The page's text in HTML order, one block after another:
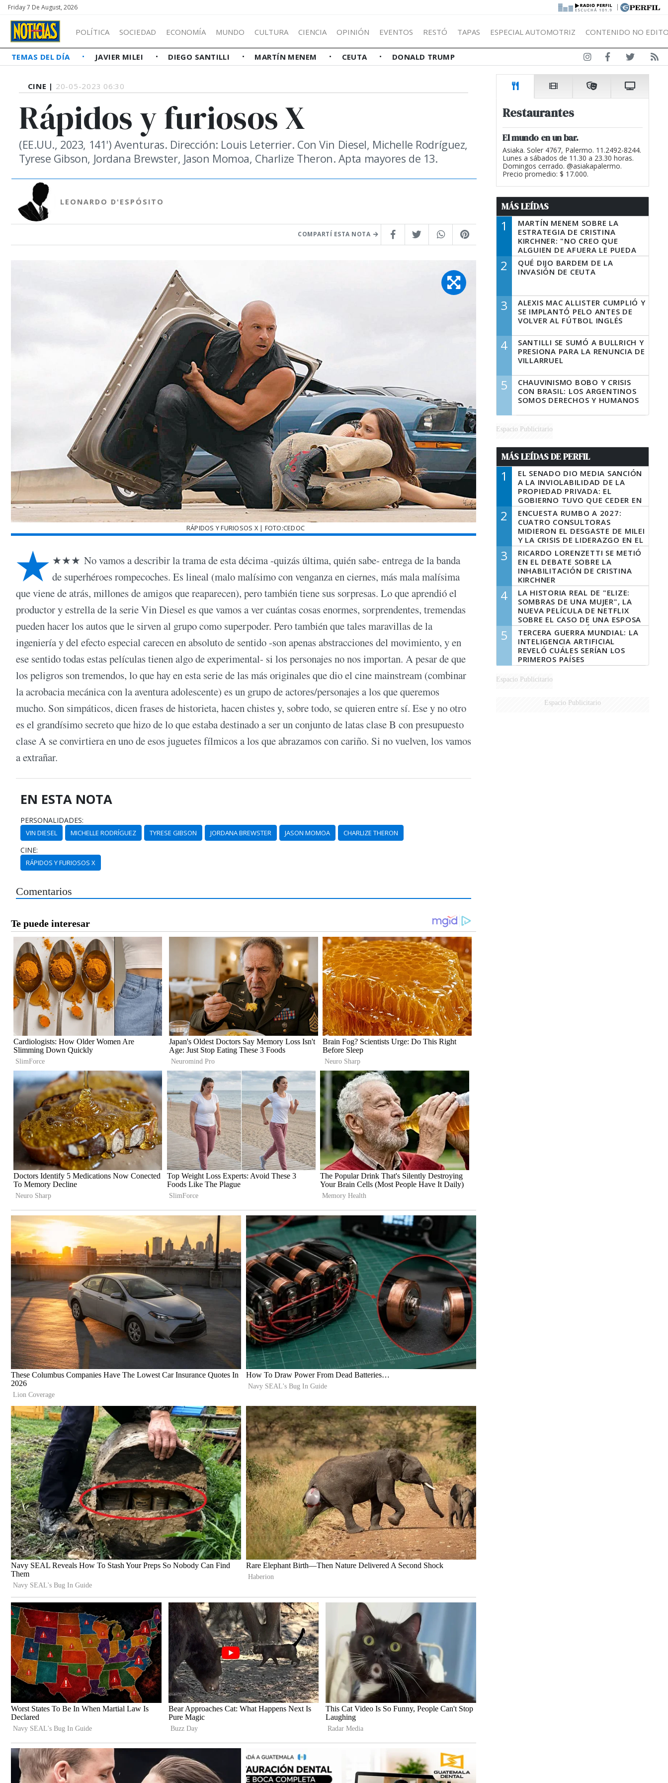
Friday 7 De August, 2026 |
POLÍTICA SOCIEDAD ECONOMÍA MUNDO CULTURA CIENCIA OPINIÓN EVENTOS RESTÓ TAPAS ESPECIAL AUTOMOTRIZ CONTENIDO NO
TEMAS DEL DÍA JAVIER MILEI DIEGO SANTILLI MARTÍN MENEM CEUTA DONALD TRUMP
CINE | 20-05-2023 06:30
Rápidos y furiosos X
(EE.UU., 2023, 141') Aventuras. Dirección: Louis Leterrier. Con Vin Diesel, Michelle Rodríguez,
Tyrese Gibson, Jordana Brewster, Jason Momoa, Charlize Theron. Apta mayores de 13.
LEONARDO D'ESPÓSITO
COMPARTÍ ESTA NOTA
RÁPIDOS Y FURIOSOS X | FOTO:CEDOC
★ ★★★ No vamos a describir la trama de esta décima -quizás última, quién sabe- entrega de la banda
de superhéroes rompecoches. Es lineal (malo malísimo con venganza en ciernes, más mala malísima
que viene de atrás, millones de amigos que reaparecen), pero también tiene sus sorpresas. Lo que aprendió el
productor y estrella de la serie Vin Diesel es que vamos a ver cuántas cosas enormes, sorprendentes, tremendas
pueden hacer los autos que le sirven al grupo como superpoder. Pero también que tales maravillas de la
ingeniería y del efecto especial carecen en absoluto de sentido -son apenas abstracciones del movimiento, y en
ese sentido todas estas películas tienen algo de experimental- si los personajes no nos importan. A pesar de que
los peligros son tremendos, lo que hay en esta serie de las más originales que dio el cine mainstream (combinar
la acrobacia mecánica con la aventura adolescente) es un grupo de actores/personajes a los que queremos
mucho. Son simpáticos, dicen frases de historieta, hacen chistes y, sobre todo, se quieren entre sí. Ese y no otro
es el grandísimo secreto que hizo de lo que estaba destinado a ser un conjunto de latas clase B con presupuesto
clase A se convirtiera en uno de esos juguetes fílmicos a los que abrazamos con cariño. Si no vuelven, los vamos
a extrañar.
EN ESTA NOTA
PERSONALIDADES:
VIN DIESEL MICHELLE RODRÍGUEZ TYRESE GIBSON JORDANA BREWSTER JASON MOMOA CHARLIZE THERON
CINE:
RÁPIDOS Y FURIOSOS X
Comentarios
Restaurantes
El mundo en un bar.
Asiaka. Soler 4767, Palermo. 11.2492-8244.
Lunes a sábados de 11.30 a 23.30 horas.
Domingos cerrado. @asiakapalermo.
Precio promedio: $ 17.000.
MÁS LEÍDAS
1
MARTÍN MENEM SOBRE LA
ESTRATEGIA DE CRISTINA
KIRCHNER: "NO CREO QUE
ALGUIEN DE AFUERA LE PUEDA
DECIR A LA JUSTICIA LO QUE
TIENE QUE HACER"
2
QUÉ DIJO BARDEM DE LA
INVASIÓN DE CEUTA
3
ALEXIS MAC ALLISTER CUMPLIÓ Y
SE IMPLANTÓ PELO ANTES DE
VOLVER AL FÚTBOL INGLÉS
4
SANTILLI SE SUMÓ A BULLRICH Y
PRESIONA PARA LA RENUNCIA DE
VILLARRUEL
5
CHAUVINISMO BOBO Y CRISIS
CON BRASIL: LOS ARGENTINOS
SOMOS DERECHOS Y HUMANOS
Espacio Publicitario
MÁS LEÍDAS DE PERFIL
1
EL SENADO DIO MEDIA SANCIÓN
A LA INVIOLABILIDAD DE LA
PROPIEDAD PRIVADA: EL
GOBIERNO TUVO QUE CEDER EN
LA LEY DEL MANEJO DEL FUEGO
2
ENCUESTA RUMBO A 2027:
CUATRO CONSULTORAS
MIDIERON EL DESGASTE DE MILEI
Y LA CRISIS DE LIDERAZGO EN EL
PERONISMO
3
RICARDO LORENZETTI SE METIÓ
EN EL DEBATE SOBRE LA
INHABILITACIÓN DE CRISTINA
KIRCHNER
4
LA HISTORIA REAL DE "ELIZE:
SOMBRAS DE UNA MUJER", LA
NUEVA PELÍCULA DE NETFLIX
SOBRE EL CASO DE UNA ESPOSA
QUE DESCUARTIZÓ A SU
MARIDO
5
TERCERA GUERRA MUNDIAL: LA
INTELIGENCIA ARTIFICIAL
REVELÓ CUÁLES SERÍAN LOS
PRIMEROS PAÍSES
LATINOAMERICANOS EN SER
DERROTADOS
Espacio Publicitario
Espacio Publicitario